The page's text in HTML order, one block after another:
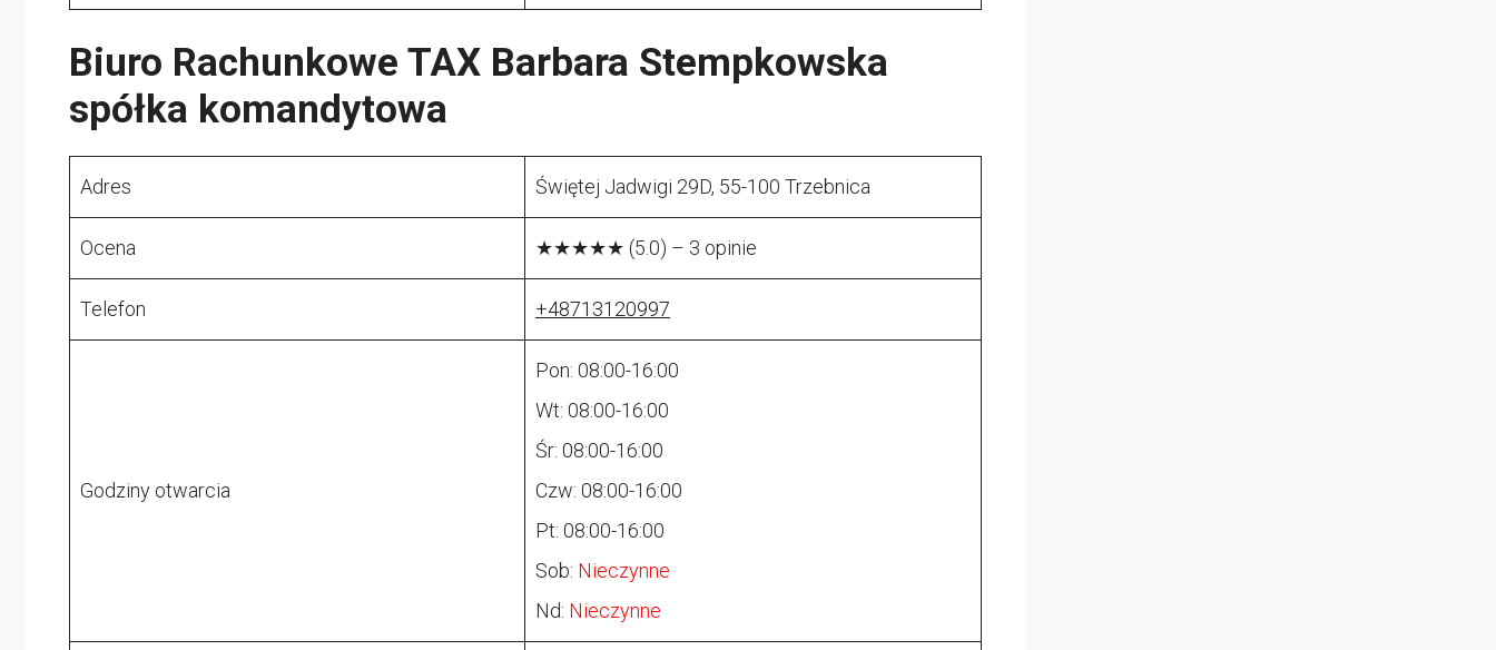
Biuro Rachunkowe TAX Barbara Stempkowska
spółka komandytowa
Adres Świętej Jadwigi 29D, 55-100 Trzebnica
Ocena ★★★★★ (5.0) – 3 opinie
Telefon +48713120997
Godziny otwarcia
Pon: 08:00-16:00
Wt: 08:00-16:00
Śr: 08:00-16:00
Czw: 08:00-16:00
Pt: 08:00-16:00
Sob: Nieczynne
Nd: Nieczynne